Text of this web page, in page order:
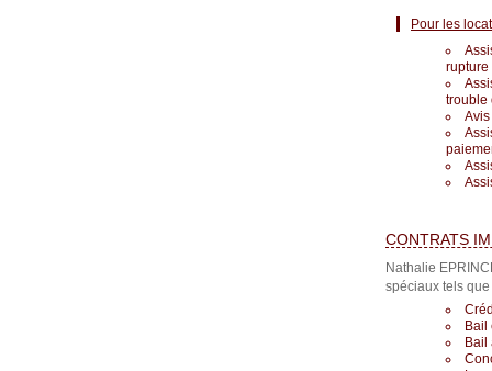
Pour les
rupture
trouble
CONTRATS
Nathalie
spéciaux tels que
Bail
Bail